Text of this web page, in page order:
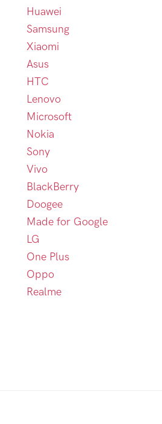
Huawei
Samsung
Xiaomi
Asus
HTC
Lenovo
Microsoft
Nokia
Sony
Vivo
BlackBerry
Doogee
Made for Google
LG
One Plus
Oppo
Realme